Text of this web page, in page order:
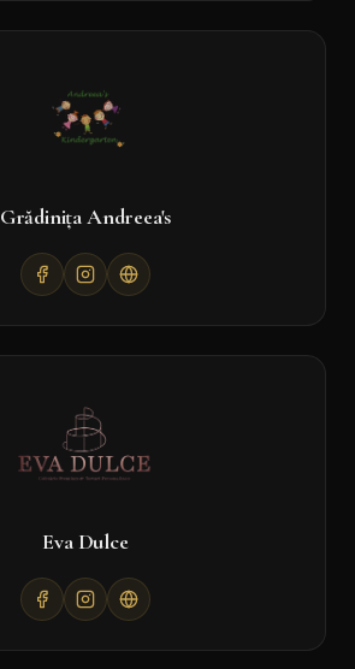
Grădinița Andreea's
Eva Dulce